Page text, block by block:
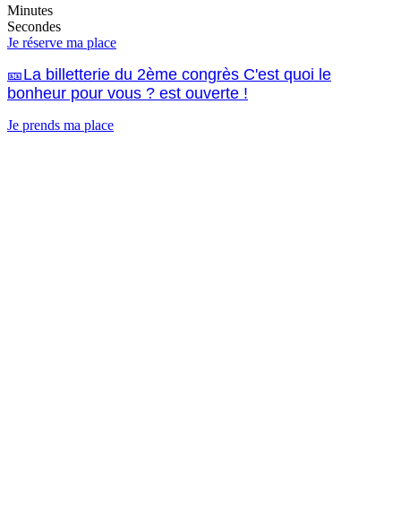
Minutes
Secondes
Je réserve ma place
🎫La billetterie du 2ème congrès C'est quoi le
bonheur pour vous ? est ouverte !
Je prends ma place